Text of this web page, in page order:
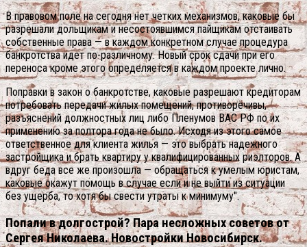
В правовом поле на сегодня нет четких механизмов, каковые бы
разрешали дольщикам и несостоявшимся пайщикам отстаивать
собственные права — в каждом конкретном случае процедура
банкротства идет по-различному. Новый срок сдачи при его
переноса кроме этого определяется в каждом проекте лично.
Поправки в закон о банкротстве, каковые разрешают кредиторам
потребовать передачи жилых помещений, противоречивы,
разъяснений должностных лиц либо Пленумов ВАС РФ по их
применению за полтора года не было. Исходя из этого самое
ответственное для клиента жилья — это выбрать надежного
застройщика и брать квартиру у квалифицированных риэлторов. А
вдруг беда все же произошла — обращаться к умелым юристам,
каковые окажут помощь в случае если и не выйти из ситуации
без ущерба, то хотя бы свести утраты к минимуму".
Попали в долгострой? Пара несложных советов от
Сергея Николаева. Новостройки Новосибирск.